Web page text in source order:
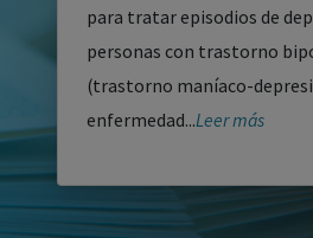
para tratar episodios de
personas con trastorno
(trastorno maníaco-
enfermedad...Leer más